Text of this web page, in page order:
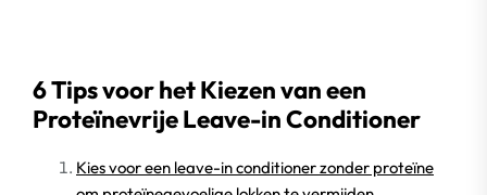
6 Tips voor het Kiezen van een
Proteïnevrije Leave-in Conditioner
Kies voor een leave-in conditioner zonder proteïne